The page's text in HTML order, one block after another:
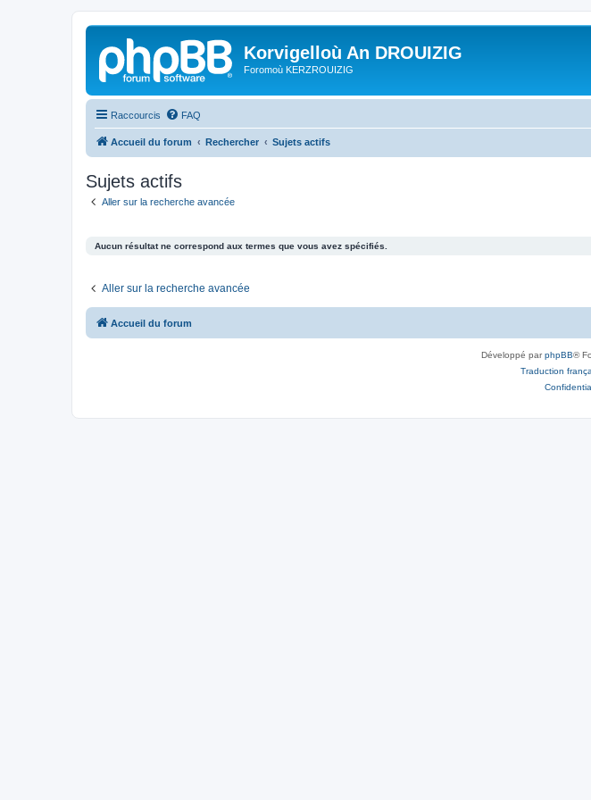
Korvigelloù An DROUIZIG
Foromoù KERZROUIZIG
Raccourcis FAQ
Accueil du forum Rechercher Sujets actifs
Sujets actifs
Aller sur la recherche avancée
Aucun résultat ne correspond aux termes que vous avez spécifiés.
Aller sur la recherche avancée
Accueil du forum
Développé parphpBB®
Traduction